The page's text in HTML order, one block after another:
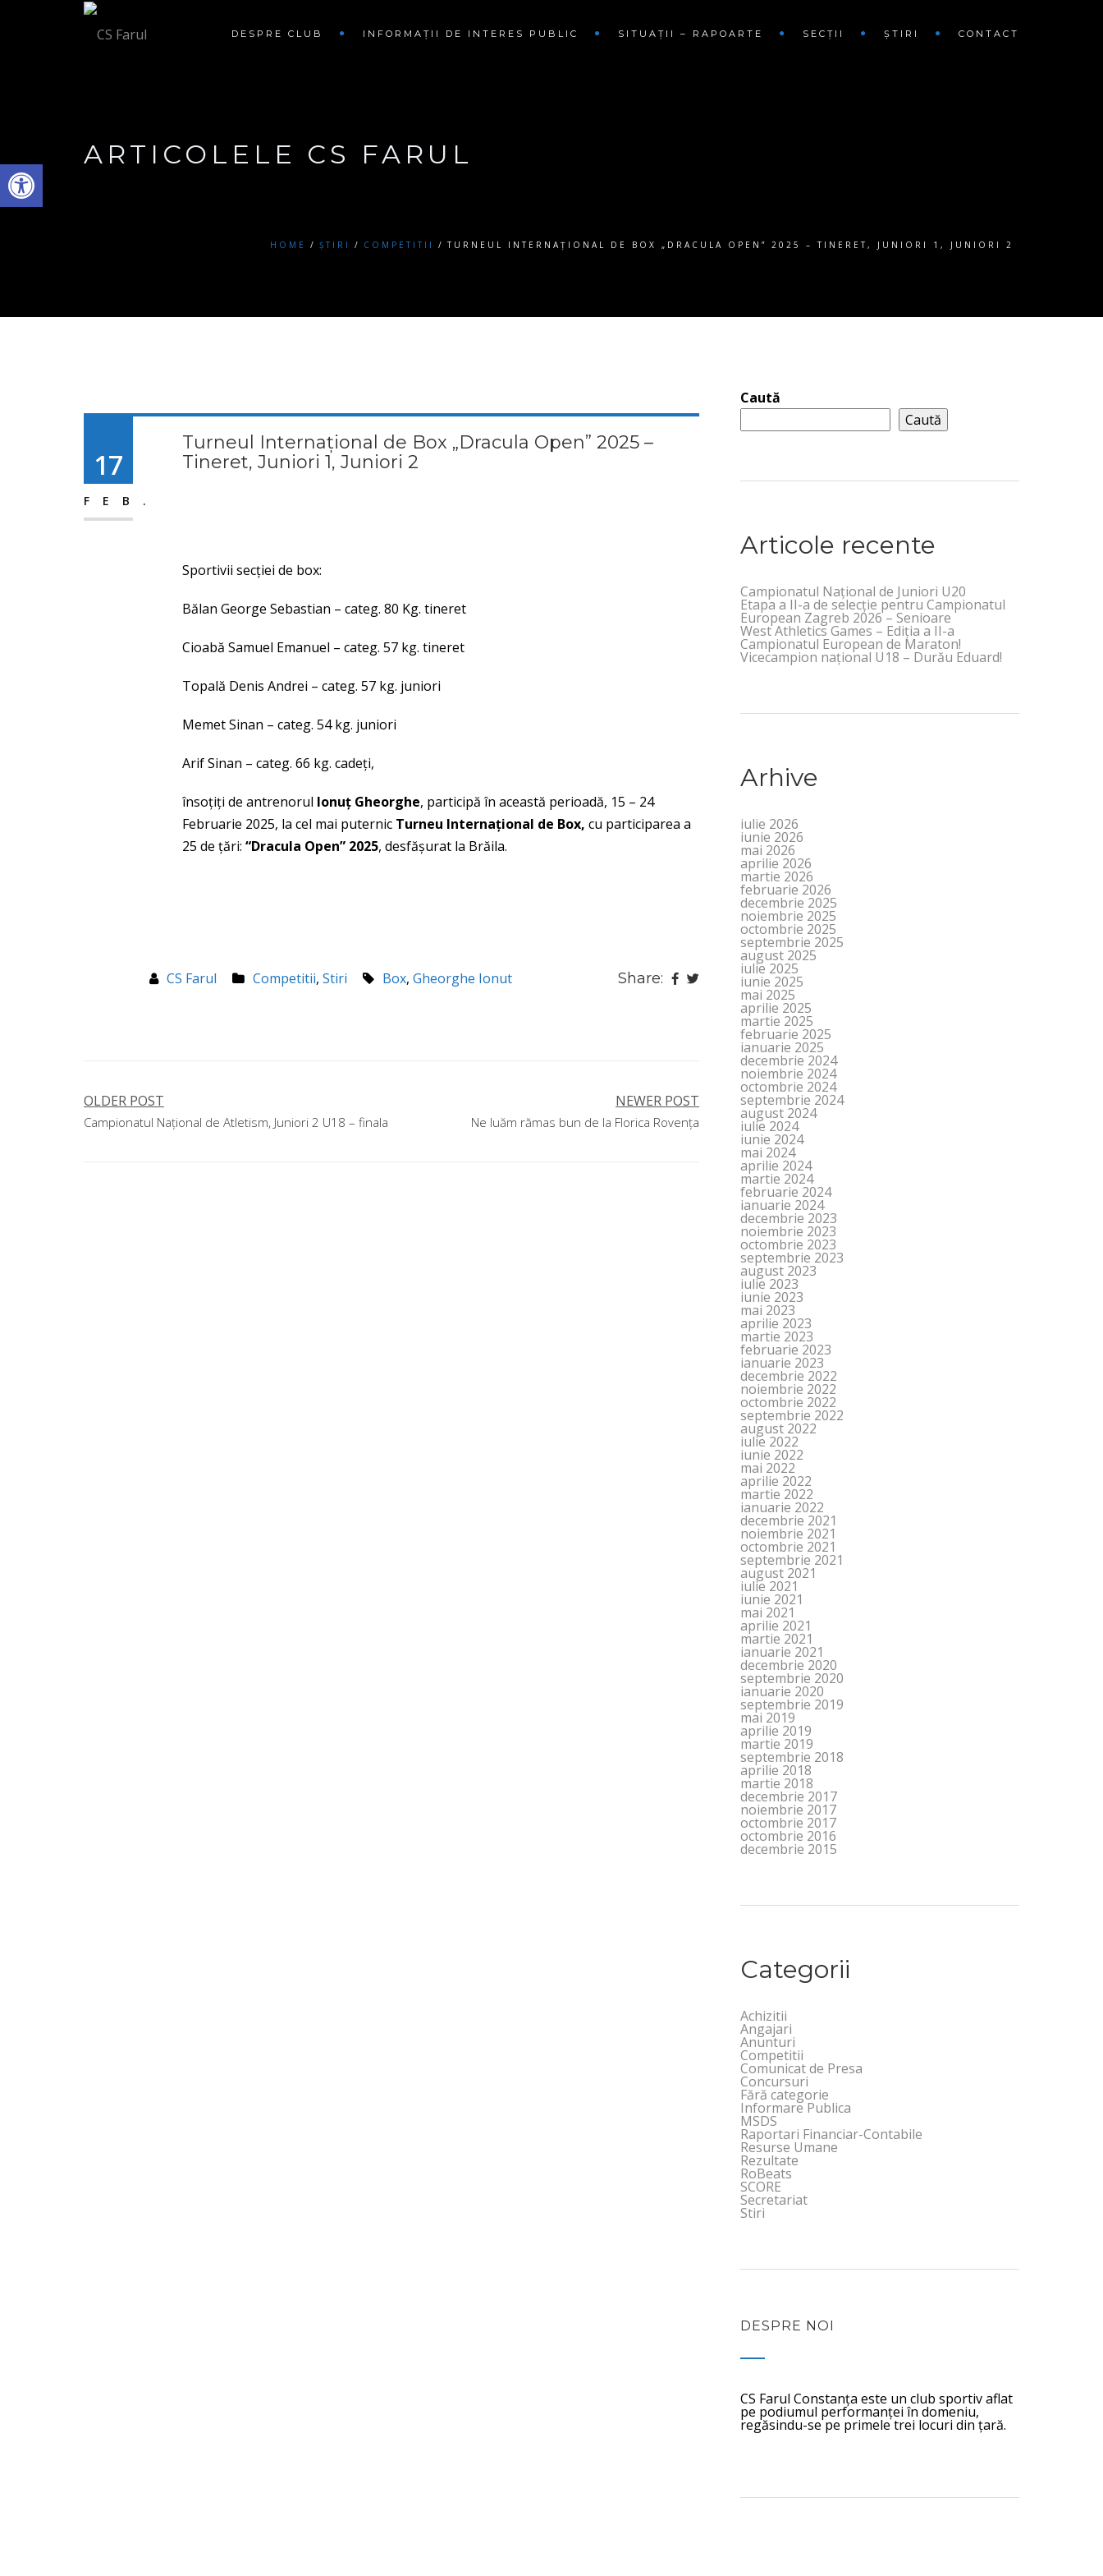
Deschide bara de unelte
DESPRE CLUB INFORMAȚII DE INTERES PUBLIC SITUAȚII – RAPOARTE SECȚII ȘTIRI CONTACT
ARTICOLELE CS FARUL
HOME ȘTIRI COMPETITII TURNEUL INTERNAȚIONAL DE BOX „DRACULA OPEN” 2025 – TINERET, JUNIORI 1, JUNIORI 2
17
FEB.
Turneul Internațional de Box „Dracula Open” 2025 –
Tineret, Juniori 1, Juniori 2
Sportivii secției de box:
Bălan George Sebastian – categ. 80 Kg. tineret
Cioabă Samuel Emanuel – categ. 57 kg. tineret
Topală Denis Andrei – categ. 57 kg. juniori
Memet Sinan – categ. 54 kg. juniori
Arif Sinan – categ. 66 kg. cadeți,
însoțiți de antrenorul Ionuț Gheorghe, participă în această perioadă, 15 – 24
Februarie 2025, la cel mai puternic Turneu Internațional de Box, cu participarea a
25 de țări: “Dracula Open” 2025, desfășurat la Brăila.
CS Farul Competitii, Stiri Box, Gheorghe Ionut Share:
Navigare
în
OLDER POST
Campionatul Național de Atletism, Juniori 2 U18 – finala
NEWER POST
Ne luăm rămas bun de la Florica Rovența
Caută
Caută
Articole recente
Campionatul Național de Juniori U20
Etapa a II-a de selecție pentru Campionatul
European Zagreb 2026 – Senioare
West Athletics Games – Ediția a II-a
Campionatul European de Maraton!
Vicecampion național U18 – Durău Eduard!
Arhive
iulie 2026
iunie 2026
mai 2026
aprilie 2026
martie 2026
februarie 2026
decembrie 2025
noiembrie 2025
octombrie 2025
septembrie 2025
august 2025
iulie 2025
iunie 2025
mai 2025
aprilie 2025
martie 2025
februarie 2025
ianuarie 2025
decembrie 2024
noiembrie 2024
octombrie 2024
septembrie 2024
august 2024
iulie 2024
iunie 2024
mai 2024
aprilie 2024
martie 2024
februarie 2024
ianuarie 2024
decembrie 2023
noiembrie 2023
octombrie 2023
septembrie 2023
august 2023
iulie 2023
iunie 2023
mai 2023
aprilie 2023
martie 2023
februarie 2023
ianuarie 2023
decembrie 2022
noiembrie 2022
octombrie 2022
septembrie 2022
august 2022
iulie 2022
iunie 2022
mai 2022
aprilie 2022
martie 2022
ianuarie 2022
decembrie 2021
noiembrie 2021
octombrie 2021
septembrie 2021
august 2021
iulie 2021
iunie 2021
mai 2021
aprilie 2021
martie 2021
ianuarie 2021
decembrie 2020
septembrie 2020
ianuarie 2020
septembrie 2019
mai 2019
aprilie 2019
martie 2019
septembrie 2018
aprilie 2018
martie 2018
decembrie 2017
noiembrie 2017
octombrie 2017
octombrie 2016
decembrie 2015
Categorii
Achizitii
Angajari
Anunturi
Competitii
Comunicat de Presa
Concursuri
Fără categorie
Informare Publica
MSDS
Raportari Financiar-Contabile
Resurse Umane
Rezultate
RoBeats
SCORE
Secretariat
Stiri
DESPRE NOI
CS Farul Constanța este un club sportiv aflat
pe podiumul performanței în domeniu,
regăsindu-se pe primele trei locuri din țară.